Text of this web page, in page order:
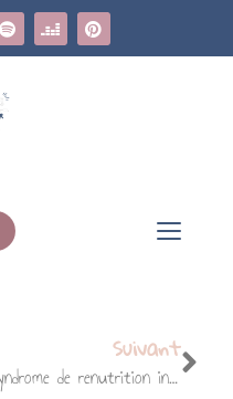
Suivant
Syndrome de renutrition inappropriée dans les troubles alimentaires